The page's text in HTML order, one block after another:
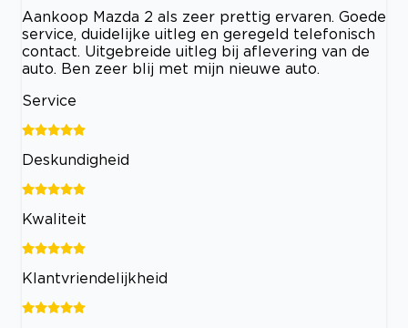
Aankoop Mazda 2 als zeer prettig ervaren. Goede
service, duidelijke uitleg en geregeld telefonisch
contact. Uitgebreide uitleg bij aflevering van de
auto. Ben zeer blij met mijn nieuwe auto.
Service
Deskundigheid
Kwaliteit
Klantvriendelijkheid